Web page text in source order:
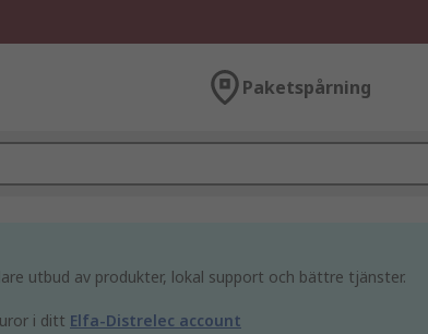
Paketspårning
utbud av produkter, lokal support och bättre tjänster.
i ditt Elfa-Distrelec account